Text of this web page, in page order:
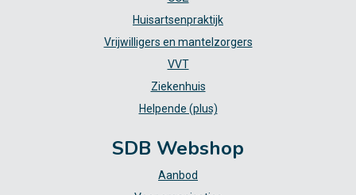
Huisartsenpraktijk
Vrijwilligers en mantelzorgers
VVT
Ziekenhuis
Helpende (plus)
SDB Webshop
Aanbod